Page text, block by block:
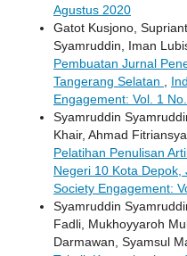
Agustus 2020
Gatot Kusjono,
Syamruddin, Iman
Pembuatan Jurnal
Tangerang Selatan
Engagement: Vol. 1
Syamruddin
Khair, Ahmad
Pelatihan Penulisan
Negeri 10 Kota Depok,
Society Engagement:
Syamruddin
Fadli, Mukhoyyaroh
Darmawan, Syamsul